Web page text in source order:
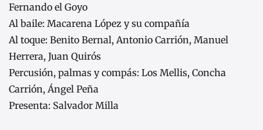
Fernando el Goyo
Al baile: Macarena López y su compañía
Al toque: Benito Bernal, Antonio Carrión, Manuel
Herrera, Juan Quirós
Percusión, palmas y compás: Los Mellis, Concha
Carrión, Ángel Peña
Presenta: Salvador Milla